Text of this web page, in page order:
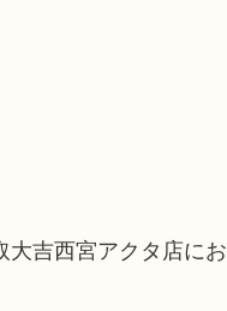
吉西宮アクタ店にお